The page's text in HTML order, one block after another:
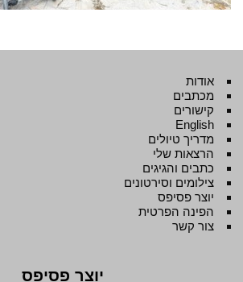
אודות
מכתבים
קישורים
English
מדריך טיולים
הרצאות שלי
כתבים והגיגים
צילומים וסירטונים
יוצר פסיפס
הפינה הפרטית
צור קשר
יוצר פסיפס